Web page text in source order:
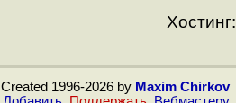
Хостинг:
Created 1996-2026 by Maxim Chirkov